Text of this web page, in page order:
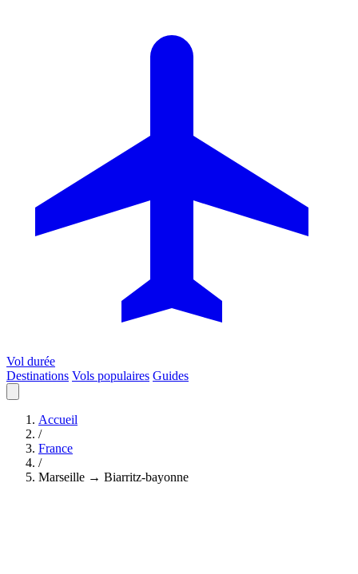
Vol durée
Destinations Vols populaires Guides
Accueil
/
France
/
Marseille → Biarritz-bayonne